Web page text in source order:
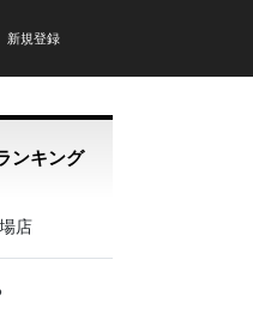
新規登録
ンキング
店